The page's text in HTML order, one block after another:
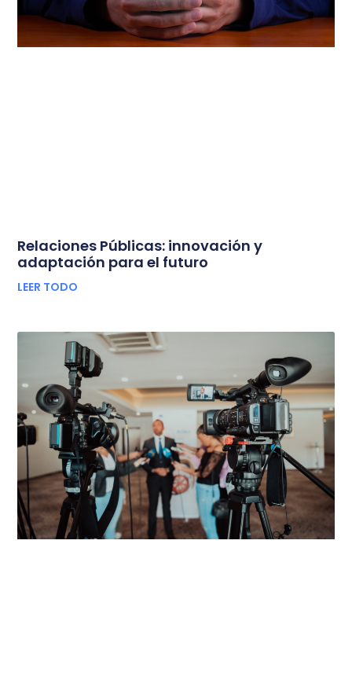
Relaciones Públicas: innovación y
adaptación para el futuro
LEER TODO